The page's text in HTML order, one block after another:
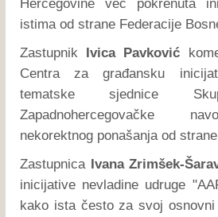
Hercegovine već pokrenuta
istima od strane Federacije
Zastupnik Ivica Pavković
Centra za građansku
tematske sjednice
Zapadnohercegovačke
nekorektnog ponašanja od
Zastupnica Ivana Zrimšek-
inicijative nevladine udruge
kako ista često za svoj